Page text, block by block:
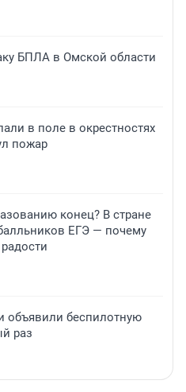
БПЛА в Омской области
в поле в окрестностях
пожар
конец? В стране
ЕГЭ — почему
объявили беспилотную
раз